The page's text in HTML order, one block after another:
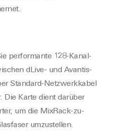
performante 128-Kanal-
dLive- und Avantis-
Standard-Netzwerkkabel
Die Karte dient darüber
um die MixRack-zu-
umzustellen.